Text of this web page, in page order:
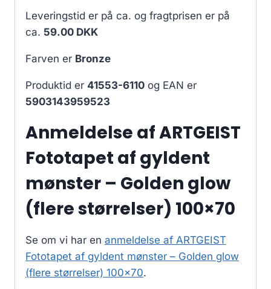
Leveringstid er på ca. og fragtprisen er på
ca. 59.00 DKK
Farven er Bronze
Produktid er 41553-6110 og EAN er
5903143959523
Anmeldelse af ARTGEIST
Fototapet af gyldent
mønster – Golden glow
(flere størrelser) 100×70
Se om vi har en anmeldelse af ARTGEIST
Fototapet af gyldent mønster – Golden glow
(flere størrelser) 100×70.